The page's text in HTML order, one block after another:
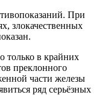
При
злокачественных
только в крайних
преклонного
части железы
ряд серьёзных